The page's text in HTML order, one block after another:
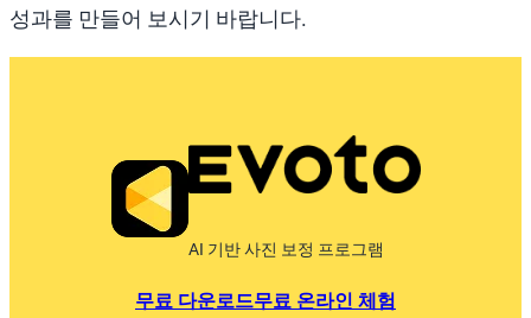
성과를 만들어 보시기 바랍니다.
AI 기반 사진 보정 프로그램
무료 다운로드무료 온라인 체험